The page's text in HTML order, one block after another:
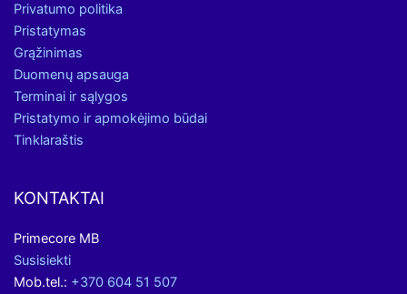
Privatumo politika
Pristatymas
Grąžinimas
Duomenų apsauga
Terminai ir sąlygos
Pristatymo ir apmokėjimo būdai
Tinklaraštis
KONTAKTAI
Primecore MB
Susisiekti
Mob.tel.: +370 604 51 507